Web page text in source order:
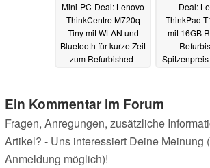
Mini-PC-Deal: Lenovo
ThinkCentre M720q
Tiny mit WLAN und
Bluetooth für kurze Zeit
zum Refurbished-
Deal:
ThinkPad
mit 16GB
Ein Kommentar im Forum
Fragen, Anregungen, zusätzliche
Artikel? - Uns interessiert Deine Meinung
Anmeldung möglich)!